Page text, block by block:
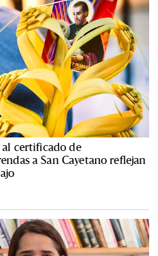
al certificado de
a San Cayetano reflejan